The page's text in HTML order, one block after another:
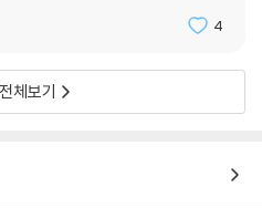
에 잠기게 한다.
겠습니까? 나라면 이웃과의 사이를
출간에 앞서 보내온 자필 메시지다.
4
체보기